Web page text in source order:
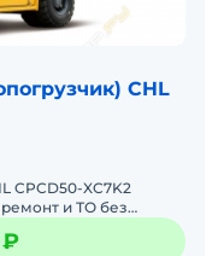
CHL
CPCD50-XC7K2
и ТО без
₽